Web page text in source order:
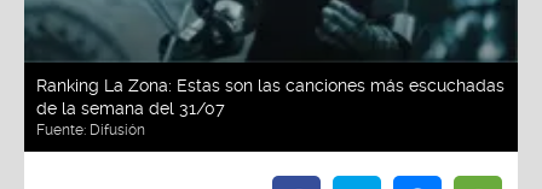
Ranking La Zona: Estas son las canciones más escuchadas
de la semana del 31/07
Fuente: Difusión